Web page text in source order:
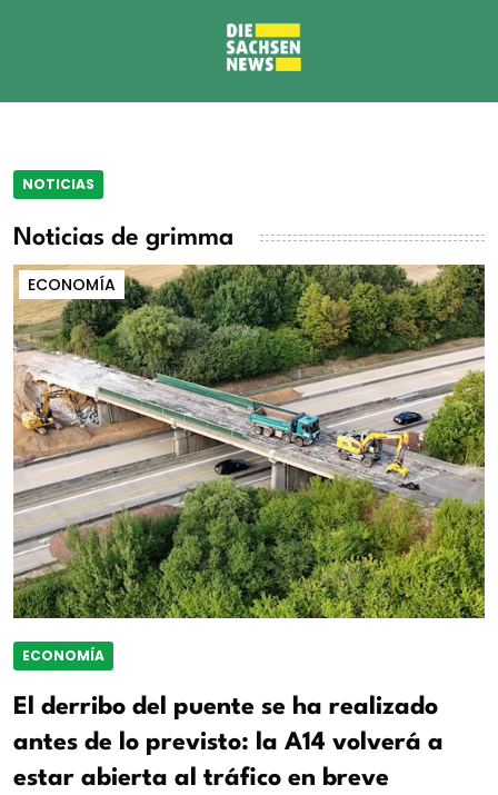
NOTICIAS
Noticias de grimma
ECONOMÍA
ECONOMÍA
El derribo del puente se ha realizado
antes de lo previsto: la A14 volverá a
estar abierta al tráfico en breve